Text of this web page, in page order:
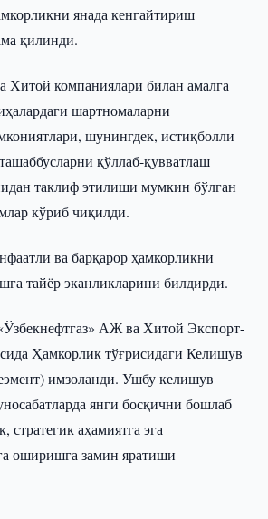
янада кенгайтириш
қилинди.
Хитой компаниялари билан амалга
шартномаларни
шунингдек, истиқболли
қўллаб-қувватлаш
таклиф этилиши мумкин бўлган
кўриб чиқилди.
ва барқарор ҳамкорликни
тайёр эканликларини билдирди.
АЖ ва Хитой Экспорт-
Ҳамкорлик тўғрисидаги Келишув
имзоланди. Ушбу келишув
янги босқични бошлаб
аҳамиятга эга
оширишга замин яратиши